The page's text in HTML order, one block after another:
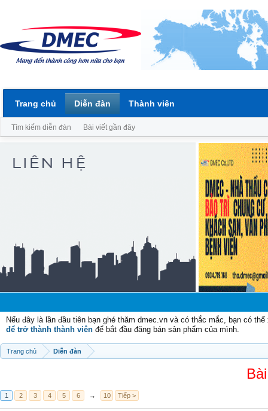
Nếu đây là lần đầu tiên bạn ghé thăm dmec.vn và có thắc mắc, bạn có
để trở thành thành viên để bắt đầu đăng bán sản phẩm của mình.
Trang chủ Diễn đàn
1 2 3 4 5 6 → 10 Tiếp >
Trang chủ Diễn đàn
Tìm kiếm diễn đàn Bài viết gần đây
Thành viên